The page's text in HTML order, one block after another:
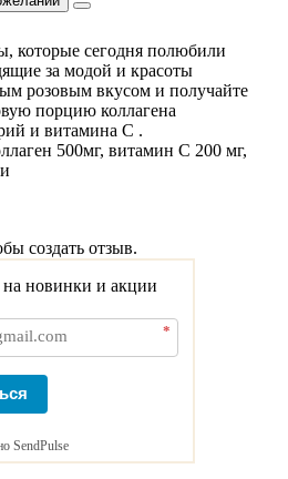
которые сегодня полюбили
за модой и красоты
розовым вкусом и получайте
порцию коллагена
и витамина С .
500мг, витамин С 200 мг,
создать отзыв.
на новинки и акции
*
SendPulse